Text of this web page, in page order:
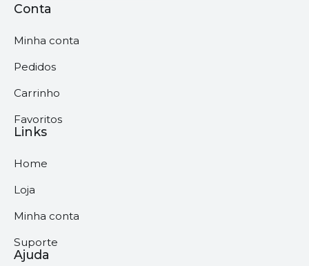
Conta
Minha conta
Pedidos
Carrinho
Favoritos
Links
Home
Loja
Minha conta
Suporte
Ajuda